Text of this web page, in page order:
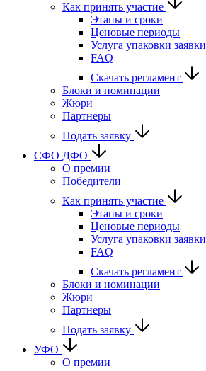
Как принять участие
Этапы и сроки
Ценовые периоды
Услуга упаковки заявки
FAQ
Скачать регламент
Блоки и номинации
Жюри
Партнеры
Подать заявку
CФО ДФО
О премии
Победители
Как принять участие
Этапы и сроки
Ценовые периоды
Услуга упаковки заявки
FAQ
Скачать регламент
Блоки и номинации
Жюри
Партнеры
Подать заявку
УФО
О премии